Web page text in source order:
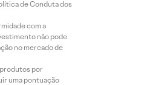
de Conduta dos
com a
não pode
no mercado de
por
uma pontuação